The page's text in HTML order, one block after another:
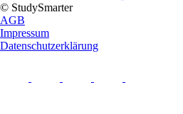
© StudySmarter
AGB
Impressum
Datenschutzerklärung